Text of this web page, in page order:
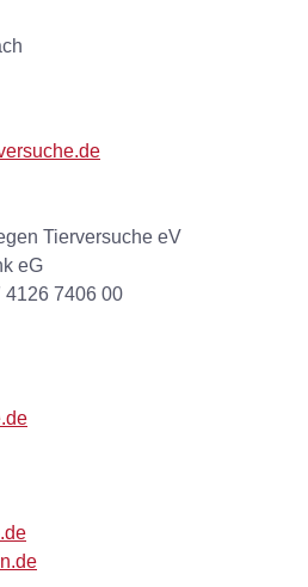
Tierversuche eV
eG
4126 7406 00